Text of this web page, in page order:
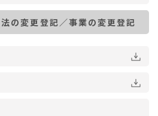
の変更登記／事業の変更登記